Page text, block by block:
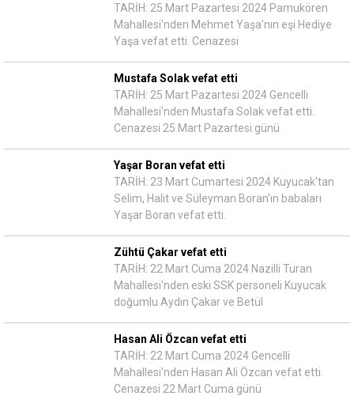
TARİH: 25 Mart Pazartesi 2024 Pamukören
Mahallesi'nden Mehmet Yaşa'nın eşi Hediye
Yaşa vefat etti. Cenazesi
Mustafa Solak vefat etti
TARİH: 25 Mart Pazartesi 2024 Gencelli
Mahallesi'nden Mustafa Solak vefat etti.
Cenazesi 25 Mart Pazartesi günü
Yaşar Boran vefat etti
TARİH: 23 Mart Cumartesi 2024 Kuyucak'tan
Selim, Halit ve Süleyman Boran'ın babaları
Yaşar Boran vefat etti.
Zühtü Çakar vefat etti
TARİH: 22 Mart Cuma 2024 Nazilli Turan
Mahallesi'nden eski SSK personeli Kuyucak
doğumlu Aydın Çakar ve Betül
Hasan Ali Özcan vefat etti
TARİH: 22 Mart Cuma 2024 Gencelli
Mahallesi'nden Hasan Ali Özcan vefat etti.
Cenazesi 22 Mart Cuma günü